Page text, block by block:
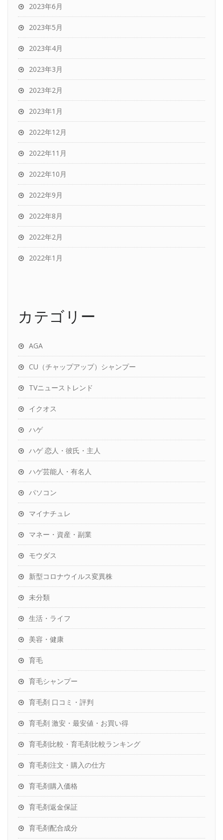
2023年6月
2023年5月
2023年4月
2023年3月
2023年2月
2023年1月
2022年12月
2022年11月
2022年10月
2022年9月
2022年8月
2022年2月
2022年1月
カテゴリー
AGA
CU（チャップアップ）シャンプー
TVニューストレンド
イクオス
ハゲ
ハゲ 恋人・彼氏・主人
ハゲ芸能人・有名人
パソコン
マイナチュレ
マネー・資産・副業
モウダス
新型コロナウイルス変異株
未分類
生活・ライフ
美容・健康
育毛
育毛シャンプー
育毛剤 口コミ・評判
育毛剤 激安・最安値・お買い得
育毛剤比較・育毛剤比較ランキング
育毛剤注文・購入の仕方
育毛剤購入価格
育毛剤返金保証
育毛剤配合成分